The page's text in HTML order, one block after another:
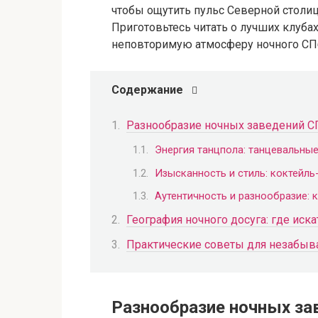
чтобы ощутить пульс Северной
Приготовьтесь читать о лучших
неповторимую атмосферу ночного
Содержание
Разнообразие ночных заведений
Энергия танцпола:
Изысканность и стиль:
Аутентичность и
География ночного досуга: где
Практические советы для
Разнообразие ночных